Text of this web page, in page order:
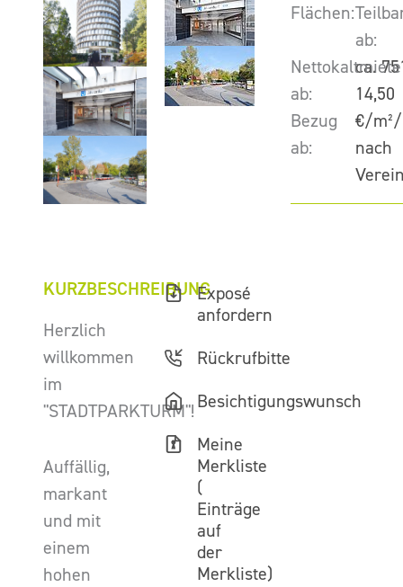
Flächen:
ab:
ca.
Nettokaltmiete
ab:
14,50
€/
Bezug
ab:
nach
KURZBESCHREIBUNG
Herzlich
willkommen
im
"STADTPARKTURM"!
Auffällig,
markant
und mit
einem
hohen
Exposé
anfordern
Rückrufbitte
Besichtigungswunsch
Meine
Merkliste
(
Einträge
auf
der
Merkliste)